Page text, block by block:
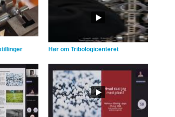
Hør om Tribologicenteret